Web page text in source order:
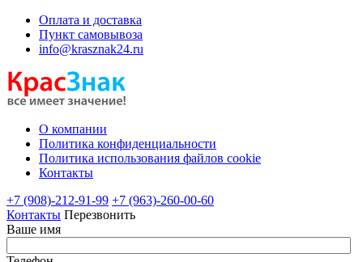
Оплата и доставка
Пункт самовывоза
info@krasznak24.ru
О компании
Политика конфиденциальности
Политика использования файлов cookie
Контакты
+7 (908)-212-91-99 +7 (963)-260-00-60
Контакты Перезвонить
Ваше имя